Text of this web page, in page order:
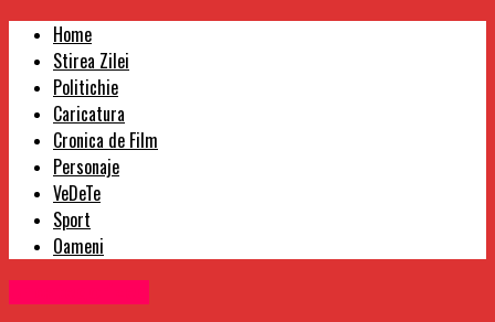
Home
Stirea Zilei
Politichie
Caricatura
Cronica de Film
Personaje
VeDeTe
Sport
Oameni